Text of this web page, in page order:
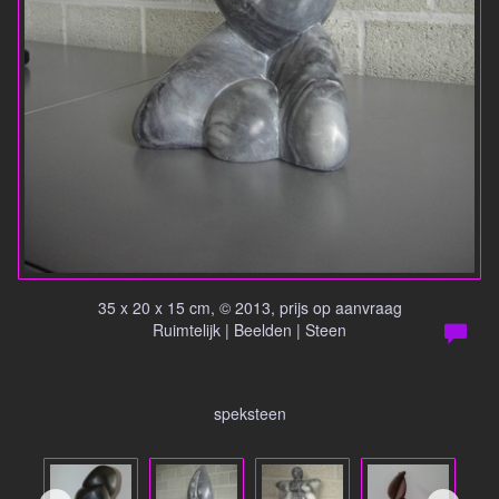
35 x 20 x 15 cm, © 2013, prijs op aanvraag
Ruimtelijk | Beelden | Steen
speksteen